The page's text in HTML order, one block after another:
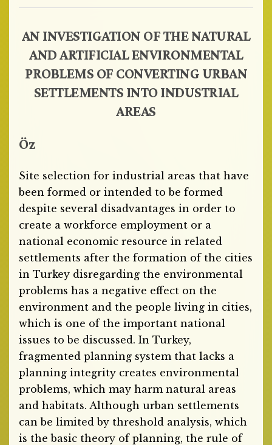
AN INVESTIGATION OF THE NATURAL
AND ARTIFICIAL ENVIRONMENTAL
PROBLEMS OF CONVERTING URBAN
SETTLEMENTS INTO INDUSTRIAL
AREAS
Öz
Site selection for industrial areas that have
been formed or intended to be formed
despite several disadvantages in order to
create a workforce employment or a
national economic resource in related
settlements after the formation of the cities
in Turkey disregarding the environmental
problems has a negative effect on the
environment and the people living in cities,
which is one of the important national
issues to be discussed. In Turkey,
fragmented planning system that lacks a
planning integrity creates environmental
problems, which may harm natural areas
and habitats. Although urban settlements
can be limited by threshold analysis, which
is the basic theory of planning, the rule of